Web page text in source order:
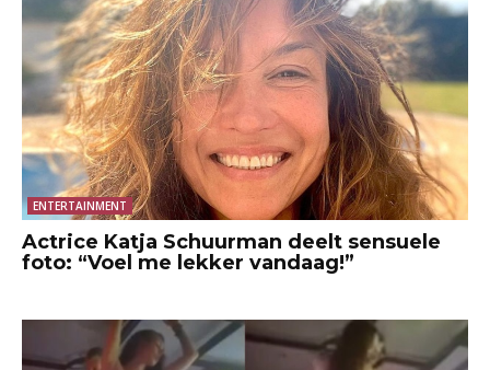
ENTERTAINMENT
Actrice Katja Schuurman deelt sensuele
foto: “Voel me lekker vandaag!”